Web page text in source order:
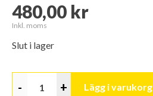
480,00 kr
Inkl. moms
Slut i lager
- + Lägg i varukorg